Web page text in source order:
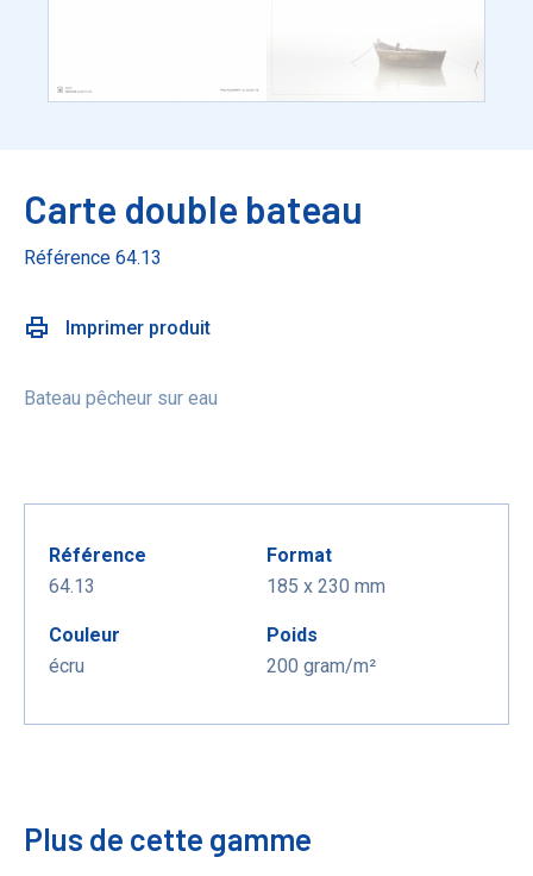
Carte double bateau
Référence 64.13
Imprimer produit
Bateau pêcheur sur eau
Référence
64.13
Format
185 x 230 mm
Couleur
écru
Poids
200 gram/m²
Plus de cette gamme